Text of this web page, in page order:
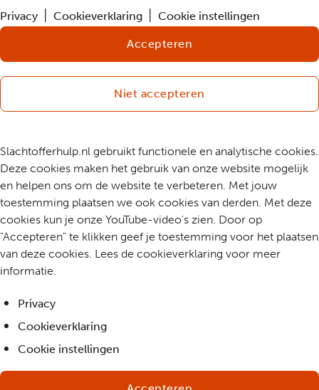
Privacy Cookieverklaring Cookie instellingen
Accepteren
Niet accepteren
Slachtofferhulp.nl gebruikt functionele en analytische cookies.
Deze cookies maken het gebruik van onze website mogelijk
en helpen ons om de website te verbeteren. Met jouw
toestemming plaatsen we ook cookies van derden. Met deze
cookies kun je onze YouTube-video's zien. Door op
"Accepteren" te klikken geef je toestemming voor het plaatsen
van deze cookies. Lees de cookieverklaring voor meer
informatie.
Privacy
Cookieverklaring
Cookie instellingen